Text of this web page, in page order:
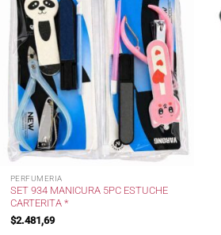
PERFUMERIA
SET 934 MANICURA 5PC ESTUCHE
CARTERITA *
$2.481,69